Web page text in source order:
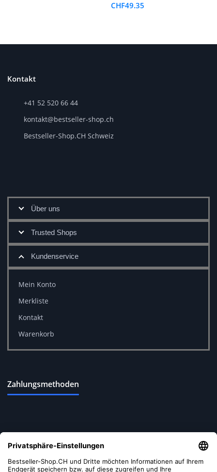
CHF49.35
Kontakt
+41 52 520 66 44
kontakt@bestseller-shop.ch
Bestseller-Shop.CH Schweiz
Über uns
Trusted Shops
Kundenservice
Mein Konto
Merkliste
Kontakt
Warenkorb
Zahlungsmethoden